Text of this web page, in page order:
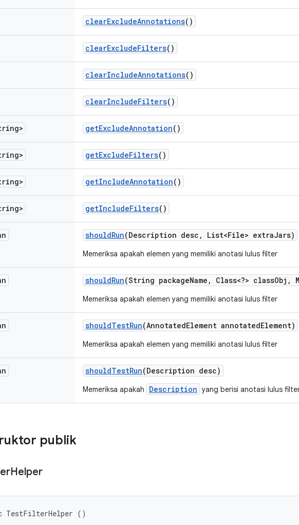
clearExcludeAnnotations()
clearExcludeFilters()
clearIncludeAnnotations()
clearIncludeFilters()
getExcludeAnnotation()
getExcludeFilters()
getIncludeAnnotation()
getIncludeFilters()
shouldRun(Description desc , List<File> extraJars)
Memeriksa apakah elemen yang memiliki anotasi lulus filter
shouldRun(String packageName , Class<?> classObj ,
Memeriksa apakah elemen yang memiliki anotasi lulus filter
shouldTestRun(AnnotatedElement annotatedElement)
Memeriksa apakah elemen yang memiliki anotasi lulus filter
shouldTestRun(Description desc)
Memeriksa apakah Description yang berisi anotasi lulus
publik
Helper
TestFilterHelper ()